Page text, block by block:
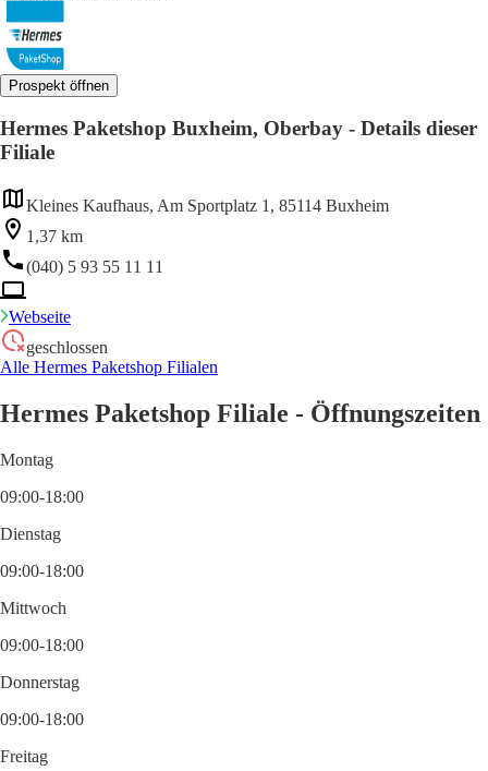
Prospekt öffnen
Hermes Paketshop Buxheim, Oberbay - Details dieser
Filiale
Kleines Kaufhaus, Am Sportplatz 1, 85114 Buxheim
1,37 km
(040) 5 93 55 11 11
Webseite
geschlossen
Alle Hermes Paketshop Filialen
Hermes Paketshop Filiale - Öffnungszeiten
Montag
09:00-18:00
Dienstag
09:00-18:00
Mittwoch
09:00-18:00
Donnerstag
09:00-18:00
Freitag